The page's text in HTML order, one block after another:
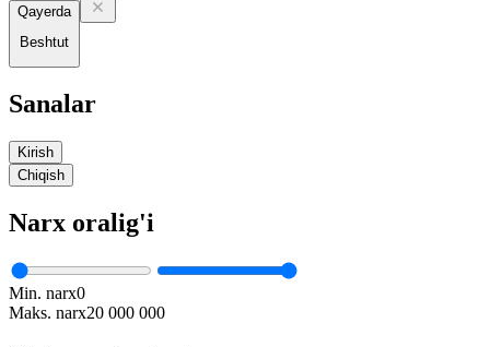
Qayerda
Beshtut
Sanalar
Kirish
Chiqish
Narx oralig'i
Min. narx0
Maks. narx20 000 000